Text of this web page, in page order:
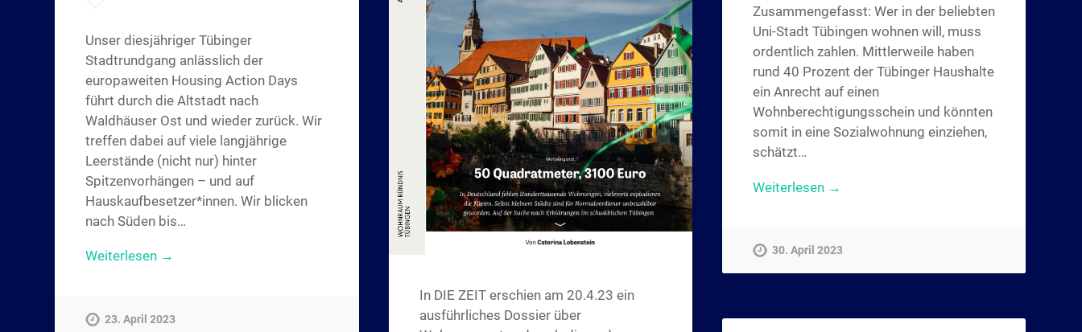
Zusammengefasst: Wer in der beliebten
Uni-Stadt Tübingen wohnen will, muss
ordentlich zahlen. Mittlerweile haben
rund 40 Prozent der Tübinger Haushalte
ein Anrecht auf einen
Wohnberechtigungsschein und könnten
somit in eine Sozialwohnung einziehen,
schätzt…
Weiterlesen →
30. April 2023
In DIE ZEIT erschien am 20.4.23 ein
ausführliches Dossier über
Unser diesjähriger Tübinger
Stadtrundgang anlässlich der
europaweiten Housing Action Days
führt durch die Altstadt nach
Waldhäuser Ost und wieder zurück. Wir
treffen dabei auf viele langjährige
Leerstände (nicht nur) hinter
Spitzenvorhängen – und auf
Hauskaufbesetzer*innen. Wir blicken
nach Süden bis…
Weiterlesen →
23. April 2023